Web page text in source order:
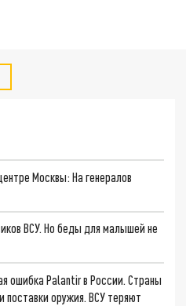
Москвы: На генералов
ВСУ. Но беды для малышей не
ошибка Palantir в России. Страны
поставки оружия. ВСУ теряют